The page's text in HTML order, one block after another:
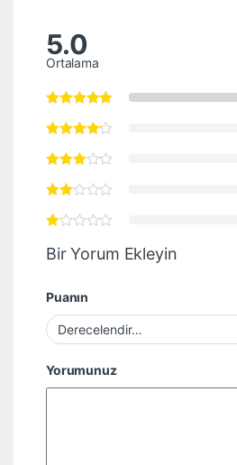
5.0
Ortalama
Bir Yorum Ekleyin
Puanın
Yorumunuz